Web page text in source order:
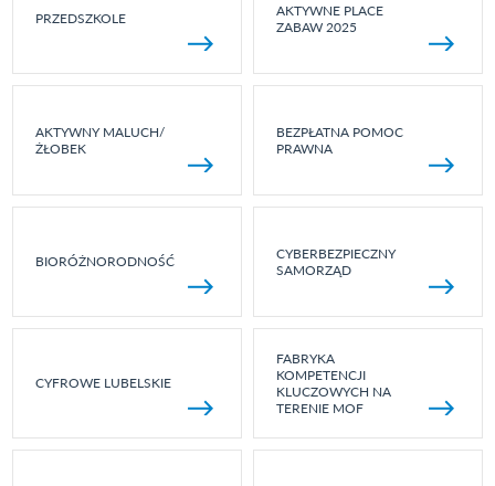
PRZEDSZKOLE
AKTYWNE PLACE
ZABAW 2025
AKTYWNY MALUCH/
ŻŁOBEK
BEZPŁATNA POMOC
PRAWNA
BIORÓŻNORODNOŚĆ
CYBERBEZPIECZNY
SAMORZĄD
CYFROWE LUBELSKIE
FABRYKA
KOMPETENCJI
KLUCZOWYCH NA
TERENIE MOF